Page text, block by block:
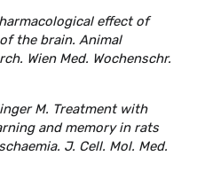
effect of
the brain. Animal
Wien Med. Wochenschr.
M. Treatment with
and memory in rats
J. Cell. Mol. Med.